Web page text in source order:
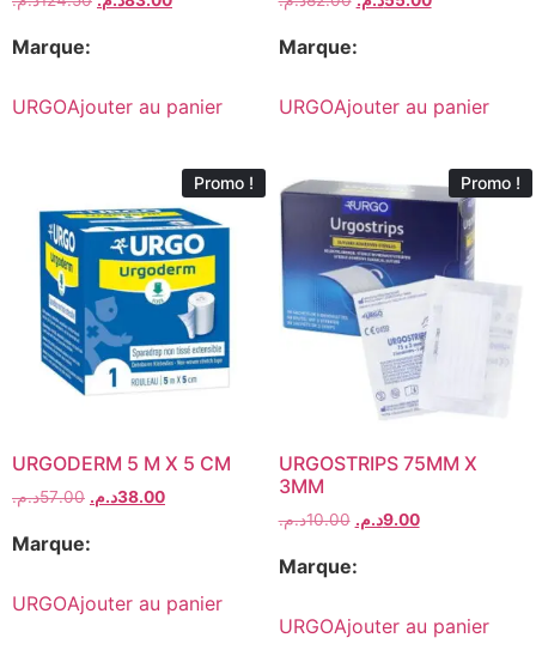
Marque:
URGOAjouter au panier
Marque:
URGOAjouter au panier
Promo !
URGODERM 5 M X 5 CM
57.00د.م. 38.00د.م.
Marque:
URGOAjouter au panier
Promo !
URGOSTRIPS 75MM X
3MM
10.00د.م. 9.00د.م.
Marque:
URGOAjouter au panier